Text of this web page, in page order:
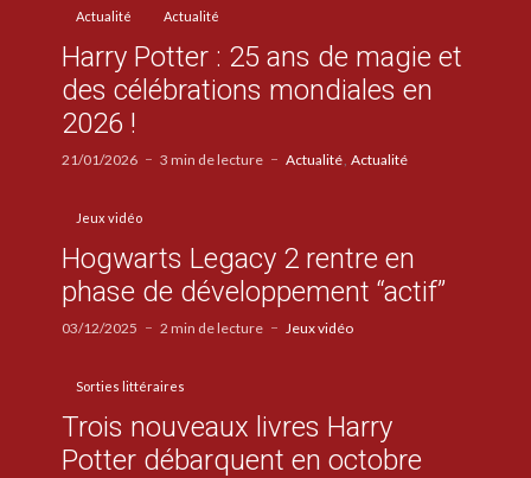
Actualité Actualité
Harry Potter : 25 ans de magie et
des célébrations mondiales en
2026 !
21/01/2026 3 min de lecture Actualité Actualité
Jeux vidéo
Hogwarts Legacy 2 rentre en
phase de développement “actif”
03/12/2025 2 min de lecture Jeux vidéo
Sorties littéraires
Trois nouveaux livres Harry
Potter débarquent en octobre